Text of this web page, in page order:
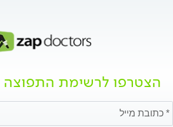
הצטרפו לרשימת התפוצה